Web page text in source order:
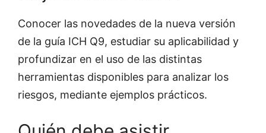
Conocer las novedades de la nueva versión
de la guía ICH Q9, estudiar su aplicabilidad y
profundizar en el uso de las distintas
herramientas disponibles para analizar los
riesgos, mediante ejemplos prácticos.